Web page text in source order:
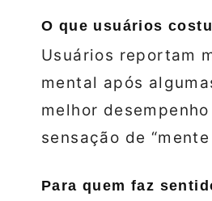
O que usuários
Usuários reportam
mental após
melhor
sensação de
Para quem faz